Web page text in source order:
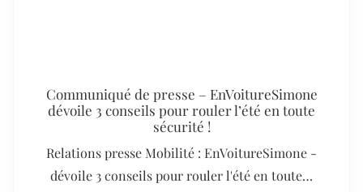
Communiqué de presse – EnVoitureSimone
dévoile 3 conseils pour rouler l’été en toute
sécurité !
Relations presse Mobilité : EnVoitureSimone -
dévoile 3 conseils pour rouler l'été en toute…